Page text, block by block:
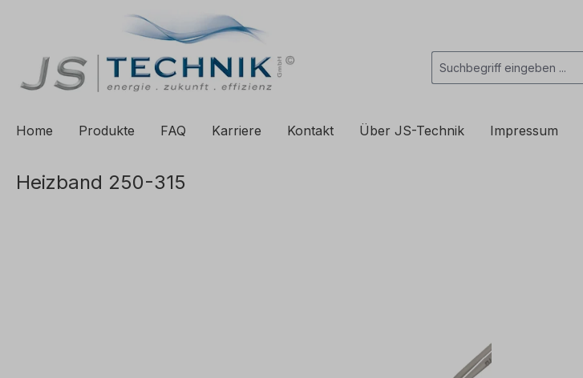
Zur Hauptnavigation springen
Home Produkte FAQ Karriere Kontakt Über JS-Technik Impressum
Heizband 250-315